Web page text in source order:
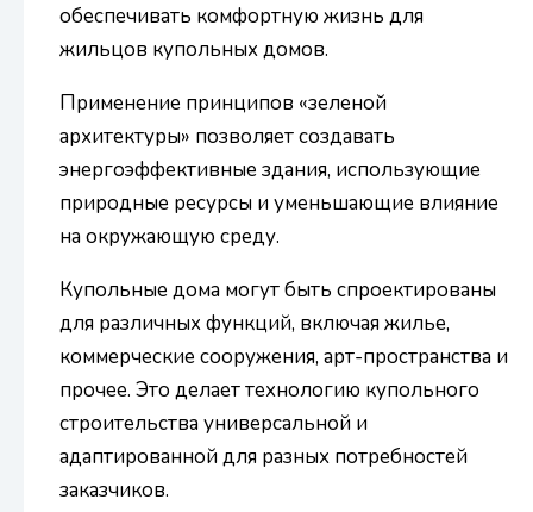
обеспечивать комфортную жизнь для
жильцов купольных домов.
Применение принципов «зеленой
архитектуры» позволяет создавать
энергоэффективные здания, использующие
природные ресурсы и уменьшающие влияние
на окружающую среду.
Купольные дома могут быть спроектированы
для различных функций, включая жилье,
коммерческие сооружения, арт-пространства и
прочее. Это делает технологию купольного
строительства универсальной и
адаптированной для разных потребностей
заказчиков.